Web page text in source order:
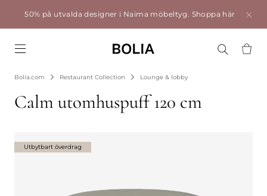
50% på utvalda designer i Naima möbeltyg. Shoppa här
Bolia.com Restaurant Collection Lounge & lobby
Calm utomhuspuff 120 cm
Utbytbart överdrag